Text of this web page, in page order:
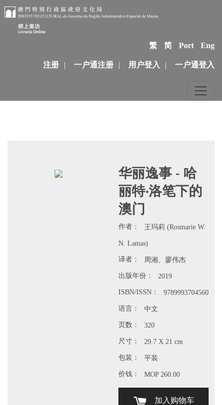
繁 简 Port Eng
注册 | 一户通注册 | 用户登入 | 一户通登入
华丽逸事 - 哈
丽特‧洛笔下的
澳门
作者： 王玛莉 (Rosmarie W.
N. Lamas)
译者： 周湘、廖伟杰
出版年份： 2019
ISBN/ISSN： 9789993704560
语言： 中文
页数： 320
尺寸： 29.7 X 21 cm
包装： 平装
价钱： MOP 260.00
加入购物车